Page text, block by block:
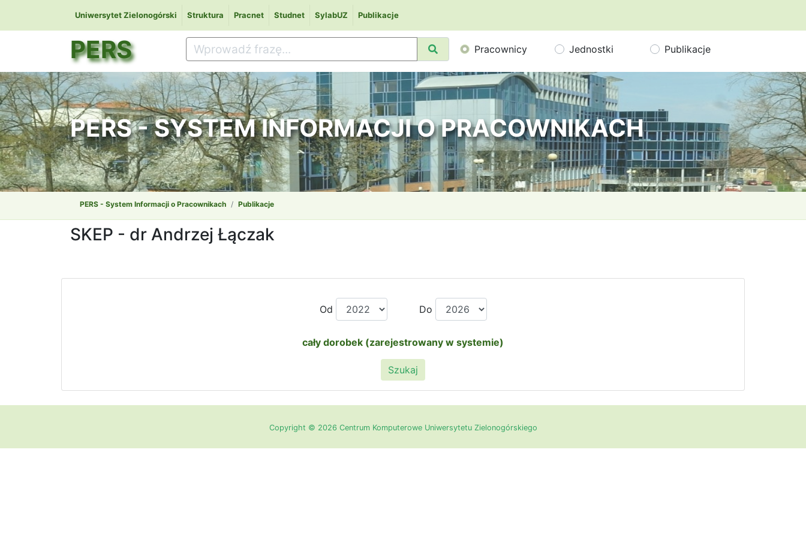
Uniwersytet Zielonogórski Struktura Pracnet Studnet SylabUZ Publikacje
PERS Pracownicy Jednostki Publikacje
PERS - SYSTEM INFORMACJI O PRACOWNIKACH
PERS - System Informacji o Pracownikach Publikacje
SKEP - dr Andrzej Łączak
Od Do
cały dorobek (zarejestrowany w systemie)
Szukaj
Copyright © 2026 Centrum Komputerowe Uniwersytetu Zielonogórskiego